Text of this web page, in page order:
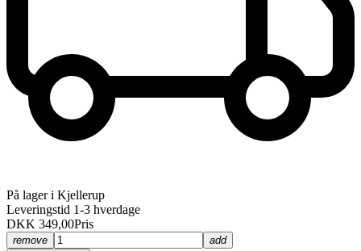
På lager i Kjellerup
Leveringstid 1-3 hverdage
DKK 349,00Pris
remove add